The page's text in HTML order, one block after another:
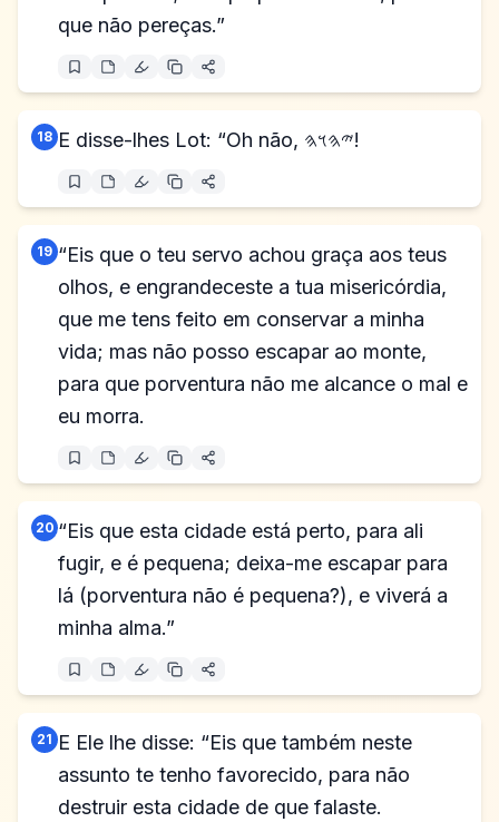
que não pereças.”
18 E disse-lhes Lot: “Oh não, 𐤉𐤄𐤅𐤄!
19 “Eis que o teu servo achou graça aos teus
olhos, e engrandeceste a tua misericórdia,
que me tens feito em conservar a minha
vida; mas não posso escapar ao monte,
para que porventura não me alcance o mal e
eu morra.
20 “Eis que esta cidade está perto, para ali
fugir, e é pequena; deixa-me escapar para
lá (porventura não é pequena?), e viverá a
minha alma.”
21 E Ele lhe disse: “Eis que também neste
assunto te tenho favorecido, para não
destruir esta cidade de que falaste.